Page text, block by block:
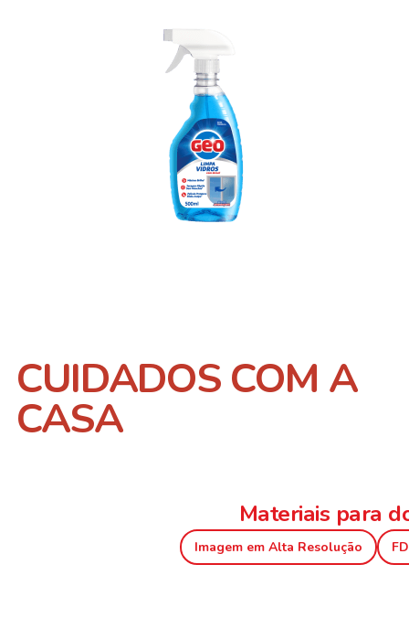
CUIDADOS COM A
CASA
Materiais para
Imagem em Alta Resolução